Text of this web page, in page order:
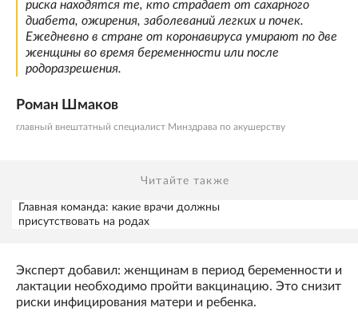
риска находятся те, кто страдает от сахарного
диабета, ожирения, заболеваний легких и почек.
Ежедневно в стране от коронавируса умирают по две
женщины во время беременности или после
родоразрешения.
Роман Шмаков
главный внештатный специалист Минздрава по акушерству
Читайте также
Главная команда: какие врачи должны
присутствовать на родах
Эксперт добавил: женщинам в период беременности и
лактации необходимо пройти вакцинацию. Это снизит
риски инфицирования матери и ребенка.